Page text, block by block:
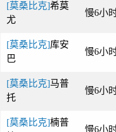
[莫桑比克]希莫
尤
慢6小
[莫桑比克]库安
巴
慢6小
[莫桑比克]马普
托
慢6小
[莫桑比克]楠普
慢6小